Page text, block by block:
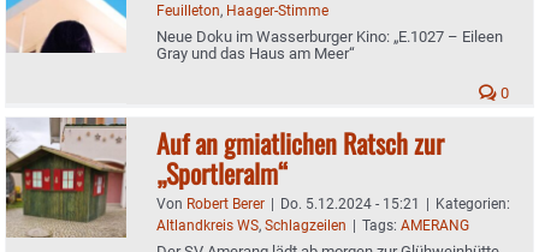
Feuilleton, Haager-Stimme
Neue Doku im Wasserburger Kino: „E.1027 – Eileen
Gray und das Haus am Meer“
0
Auf an gmiatlichen Ratsch zur
„Sportleralm“
Von Robert Berer | Do. 5.12.2024 - 15:21 | Kategorien:
Altlandkreis WS, Schlagzeilen | Tags: AMERANG